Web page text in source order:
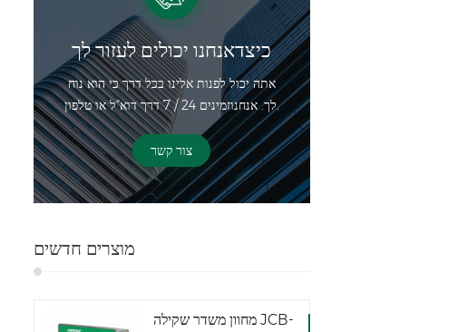
כיצדאנחנו יכולים לעזור לך
אתה יכול לפנות אלינו בכל דרך כי הוא נוח
לך. אנחנוזמינים 24 / 7 דרך דוא"ל או טלפון.
צור קשר
מוצרים חדשים
מחוון משדר שקילה JCB-